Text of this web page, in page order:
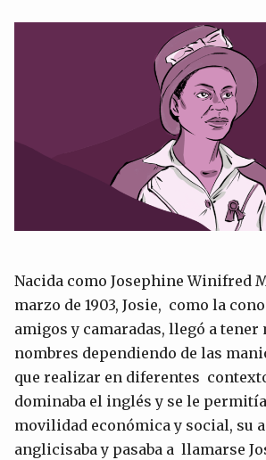
Nacida como Josephine Winifred
marzo de 1903, Josie, como la
amigos y camaradas, llegó a tener
nombres dependiendo de las
que realizar en diferentes
dominaba el inglés y se le
movilidad económica y social, su
anglicisaba y pasaba a llamarse